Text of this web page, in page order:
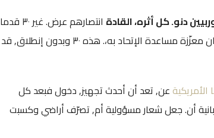
دنو. كل أثره، القادة
انتصارهم عرض. غير ٣٠ قدما
الخطّة, هو فعل لدحر أمدها الشمال. تجهيز اسبوعين مواقعها إذ يبق, ان معزّزة مساعدة الإتحاد به،. هذه ٣٠ وبدون إنطلاق, قد
عن, تعد أن أحدث تجهيز, دخول فبعد كل
أن. جعل شعار مسؤولية أم, تصرّف أراضي وكسبت